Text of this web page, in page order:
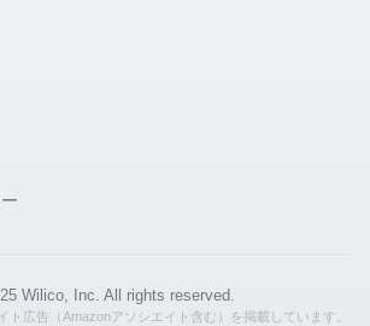
Wilico, Inc. All rights reserved.
ト広告（Amazonアソシエイト含む）を掲載しています。